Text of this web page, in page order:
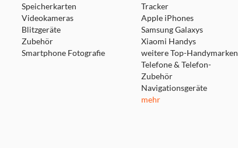
Speicherkarten
Videokameras
Blitzgeräte
Zubehör
Smartphone Fotografie
Tracker
Apple iPhones
Samsung Galaxys
Xiaomi Handys
weitere Top-Handymarken
Telefone & Telefon-
Zubehör
Navigationsgeräte
mehr